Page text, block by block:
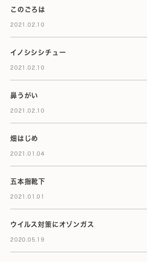
このごろは
2021.02.10
イノシシシチュー
2021.02.10
鼻うがい
2021.02.10
畑はじめ
2021.01.04
五本指靴下
2021.01.01
ウイルス対策にオゾンガス
2020.05.19